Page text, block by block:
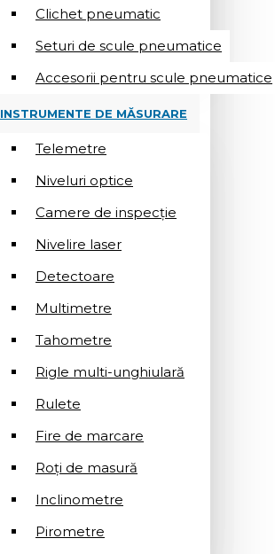
Clichet pneumatic
Seturi de scule pneumatice
Accesorii pentru scule pneumatice
INSTRUMENTE DE MĂSURARE
Telemetre
Niveluri optice
Camere de inspecție
Nivelire laser
Detectoare
Multimetre
Tahometre
Rigle multi-unghiulară
Rulete
Fire de marcare
Roți de masură
Inclinometre
Pirometre